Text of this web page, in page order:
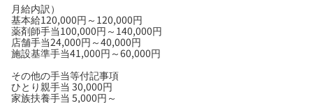
月給内訳）
基本給120,000円～120,000円
薬剤師手当100,000円～140,000円
店舗手当24,000円～40,000円
施設基準手当41,000円～60,000円
その他の手当等付記事項
ひとり親手当 30,000円
家族扶養手当 5,000円～